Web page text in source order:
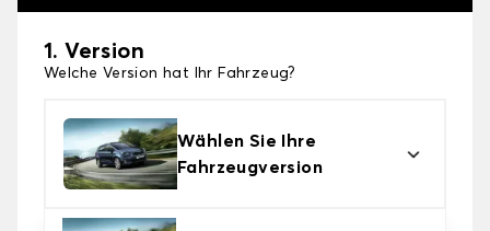
1. Version
Welche Version hat Ihr Fahrzeug?
Wählen Sie Ihre
Fahrzeugversion